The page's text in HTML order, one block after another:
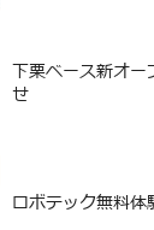
下栗ベース新オー
せ
ロボテック無料